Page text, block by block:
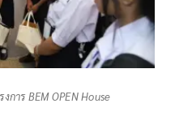
การ BEM OPEN House